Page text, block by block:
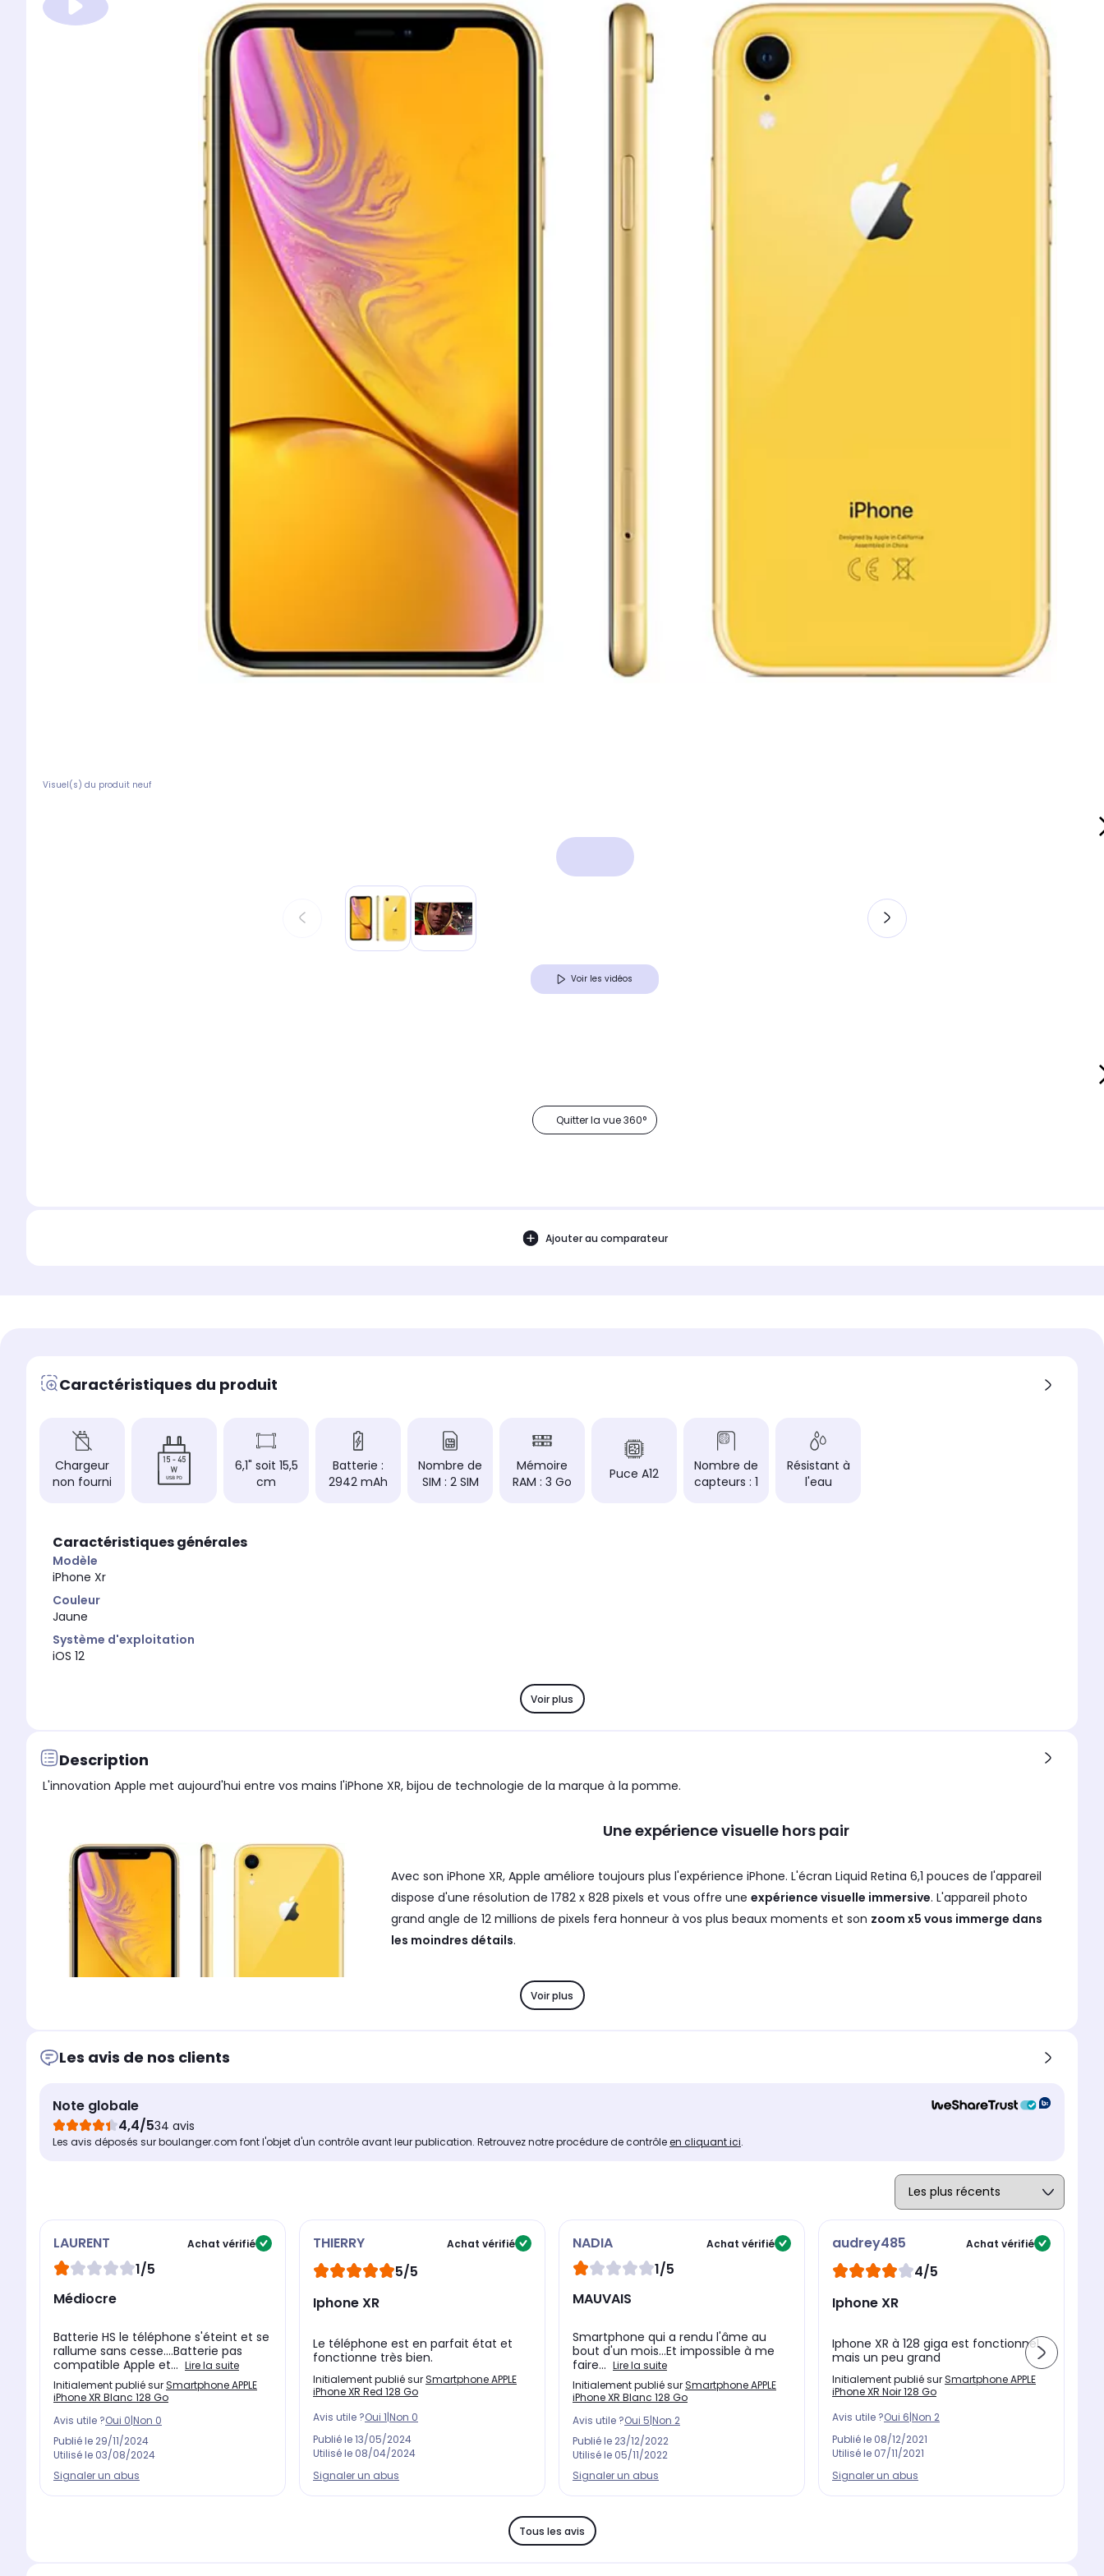
Visuel(s) du produit neuf
Voir les vidéos
Quitter la vue 360°
Ajouter au comparateur
Caractéristiques du produit
Chargeur
non fourni
6,1" soit 15,5
cm
Batterie :
2942 mAh
Nombre de
SIM : 2 SIM
Mémoire
RAM : 3 Go
Puce A12
Nombre de
capteurs : 1
Résistant à
l'eau
Caractéristiques générales
Modèle
iPhone Xr
Couleur
Jaune
Système d'exploitation
iOS 12
Voir plus
Description
L'innovation Apple met aujourd'hui entre vos mains l'iPhone XR, bijou de technologie de la marque à la pomme.
Une expérience visuelle hors pair
Avec son iPhone XR, Apple améliore toujours plus l'expérience iPhone. L'écran Liquid Retina 6,1 pouces de l'appareil
dispose d'une résolution de 1782 x 828 pixels et vous offre une expérience visuelle immersive. L'appareil photo
grand angle de 12 millions de pixels fera honneur à vos plus beaux moments et son zoom x5 vous immerge dans
les moindres détails.
Réalisez des vidéos de pro grâce aux
mode portrait de l'iPhone XR dispose d'un bokeh avancé et vous fait
. Résistant à l'eau jusqu'à 1m de profondeur et équipé d'une batterie offrant jusqu'à 16 heures de lecture
La conception de l'iPhone XR se met . Les boutons et connecteurs discrets entourent gracieusement l'appareil et vous offrent une
Face ID déverrouille l'écran grâce à la reconnaissance faciale, tandis que les micros et haut-parleurs intégrés délivrent
une expérience immersive. Côté design, Apple a doté
l'iPhone XR d'une
élégante coque en aluminium de qualité aérospatiale
Voir plus
Les avis de nos clients
Note globale
4,4/534 avis
Les avis déposés sur boulanger.com font l'objet d'un contrôle avant leur publication. Retrouvez notre procédure de contrôleen cliquant ici.
LAURENT Achat vérifié
1/5
Médiocre
Batterie HS le téléphone s'éteint et se
rallume sans cesse....Batterie pas
compatible Apple et... Lire la suite
Initialement publié surSmartphone APPLE
iPhone XR Blanc 128 Go
Avis utile ?Oui 0|Non 0
Publié le 29/11/2024
Utilisé le 03/08/2024
Signaler un abus
THIERRY Achat vérifié
5/5
Iphone XR
Le téléphone est en parfait état et
fonctionne très bien.
Initialement publié surSmartphone APPLE
iPhone XR Red 128 Go
Avis utile ?Oui 1|Non 0
Publié le13/05/2024
Utilisé le 08/04/2024
Signaler un abus
NADIA Achat vérifié
1/5
MAUVAIS
Smartphone qui a rendu l'âme au
bout d'un mois...Et impossible à me
faire... Lire la suite
Initialement publié surSmartphone APPLE
iPhone XR Blanc 128 Go
Avis utile ?Oui 5|Non 2
Publié le 23/12/2022
Utilisé le 05/11/2022
Signaler un abus
audrey485 Achat vérifié
4/5
Iphone XR
Iphone XR à 128 giga est fonctionnel
mais un peu grand
Initialement publié surSmartphone APPLE
iPhone XR Noir 128 Go
Avis utile ?Oui 6|Non 2
Publié le 08/12/2021
Utilisé le 07/11/2021
Signaler un abus
Tous les avis